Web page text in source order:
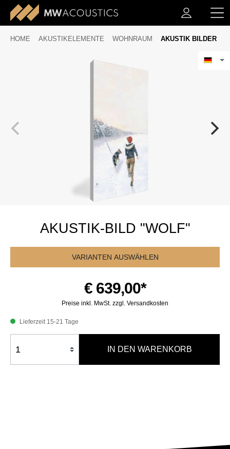
HOME AKUSTIKELEMENTE WOHNRAUM AKUSTIK BILDER
AKUSTIK-BILD "WOLF"
VARIANTEN AUSWÄHLEN
€ 639,00*
Preise inkl. MwSt. zzgl. Versandkosten
Lieferzeit 15-21 Tage
IN DEN WARENKORB